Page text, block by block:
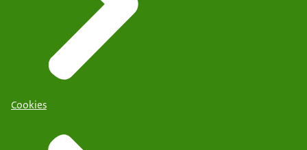
Cookies